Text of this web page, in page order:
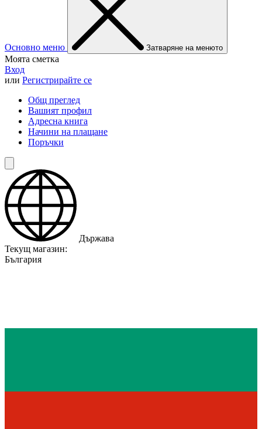
Основно меню Затваряне на менюто
Моята сметка
Вход
или Регистрирайте се
Общ преглед
Вашият профил
Адресна книга
Начини на плащане
Поръчки
Държава
Текущ магазин:
България